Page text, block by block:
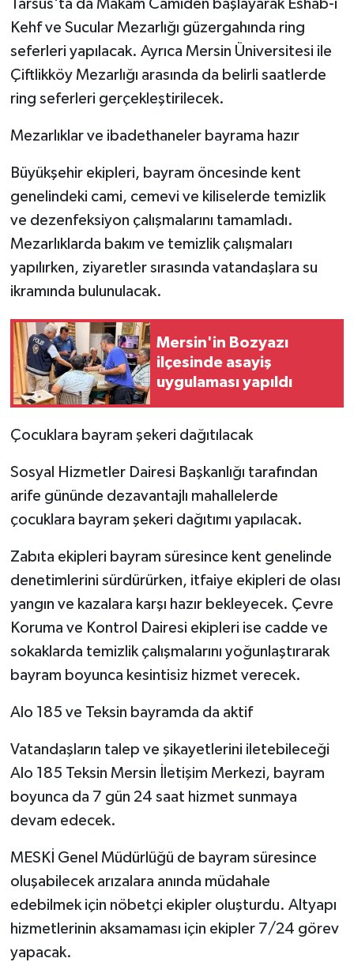
Tarsus'ta da Makam Camiden başlayarak Eshab-ı
Kehf ve Sucular Mezarlığı güzergahında ring
seferleri yapılacak. Ayrıca Mersin Üniversitesi ile
Çiftlikköy Mezarlığı arasında da belirli saatlerde
ring seferleri gerçekleştirilecek.
Mezarlıklar ve ibadethaneler bayrama hazır
Büyükşehir ekipleri, bayram öncesinde kent
genelindeki cami, cemevi ve kiliselerde temizlik
ve dezenfeksiyon çalışmalarını tamamladı.
Mezarlıklarda bakım ve temizlik çalışmaları
yapılırken, ziyaretler sırasında vatandaşlara su
ikramında bulunulacak.
Mersin'in Bozyazı
ilçesinde asayiş
uygulaması yapıldı
Çocuklara bayram şekeri dağıtılacak
Sosyal Hizmetler Dairesi Başkanlığı tarafından
arife gününde dezavantajlı mahallelerde
çocuklara bayram şekeri dağıtımı yapılacak.
Zabıta ekipleri bayram süresince kent genelinde
denetimlerini sürdürürken, itfaiye ekipleri de olası
yangın ve kazalara karşı hazır bekleyecek. Çevre
Koruma ve Kontrol Dairesi ekipleri ise cadde ve
sokaklarda temizlik çalışmalarını yoğunlaştırarak
bayram boyunca kesintisiz hizmet verecek.
Alo 185 ve Teksin bayramda da aktif
Vatandaşların talep ve şikayetlerini iletebileceği
Alo 185 Teksin Mersin İletişim Merkezi, bayram
boyunca da 7 gün 24 saat hizmet sunmaya
devam edecek.
MESKİ Genel Müdürlüğü de bayram süresince
oluşabilecek arızalara anında müdahale
edebilmek için nöbetçi ekipler oluşturdu. Altyapı
hizmetlerinin aksamaması için ekipler 7/24 görev
yapacak.